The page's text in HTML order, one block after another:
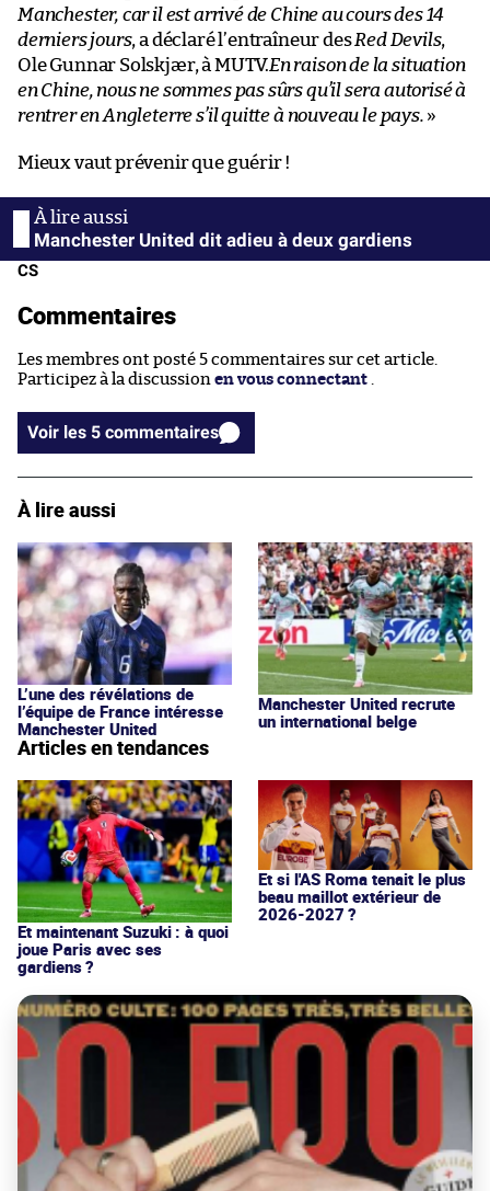
Manchester, car il est arrivé de Chine au cours des 14
derniers jours, a déclaré l’entraîneur desRed Devils,
Ole Gunnar Solskjær, à MUTV.En raison de la situation
en Chine, nous ne sommes pas sûrs qu’il sera autorisé à
rentrer en Angleterre s’il quitte à nouveau le pays. »
Mieux vaut prévenir que guérir !
Manchester United dit adieu à deux gardiens
CS
Commentaires
Les membres ont posté 5 commentaires sur cet article.
Participez à la discussion en vous connectant
Voir les 5 commentaires
À lire aussi
L’une des révélations de
l’équipe de France intéresse
Manchester United
Manchester United recrute
un international belge
Articles en tendances
Et maintenant Suzuki : à quoi
joue Paris avec ses
gardiens ?
Et si l'AS Roma tenait le plus
beau maillot extérieur de
2026-2027 ?